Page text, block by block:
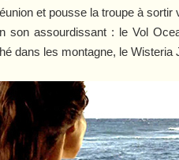
et pousse la troupe à
son assourdissant : le Vol
dans les montagne, le Wisteria